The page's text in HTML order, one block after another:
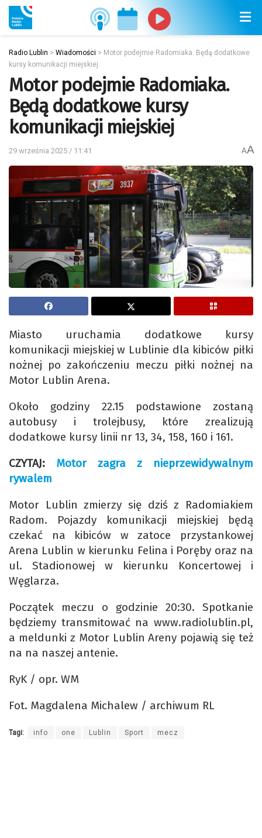
Radio Lublin > Wiadomości > Motor podejmie Radomiaka. Będą dodatkowe
kursy komunikacji miejskiej
Motor podejmie Radomiaka.
Będą dodatkowe kursy
komunikacji miejskiej
29 września 2025 / 11:41 AA
Miasto uruchamia dodatkowe kursy
komunikacji miejskiej w Lublinie dla kibiców piłki
nożnej po zakończeniu meczu piłki nożnej na
Motor Lublin Arena.
Około godziny 22.15 podstawione zostaną
autobusy i trolejbusy, które zrealizują
dodatkowe kursy linii nr 13, 34, 158, 160 i 161.
CZYTAJ: Motor zagra z nieprzewidywalnym
rywalem
Motor Lublin zmierzy się dziś z Radomiakiem
Radom. Pojazdy komunikacji miejskiej będą
czekać na kibiców w zatoce przystankowej
Arena Lublin w kierunku Felina i Poręby oraz na
ul. Stadionowej w kierunku Koncertowej i
Węglarza.
Początek meczu o godzinie 20:30. Spotkanie
będziemy transmitować na www.radiolublin.pl,
a meldunki z Motor Lublin Areny pojawią się też
na na naszej antenie.
RyK / opr. WM
Fot. Magdalena Michalew / archiwum RL
Tagi: info one Lublin Sport mecz